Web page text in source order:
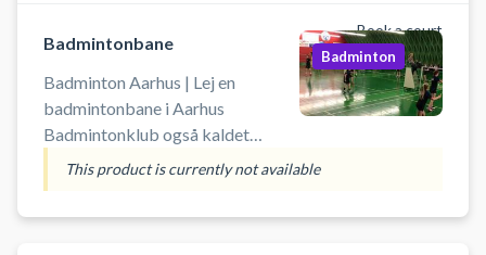
Book a court
Badmintonbane
Badminton Aarhus | Lej en
badmintonbane i Aarhus
Badmintonklub også kaldet
Aarhus AB. Det er muligt at leje
badmintonketcher og købe bolde
i badmintonhallens cafe. Book en
Badminton
This product is currently not available